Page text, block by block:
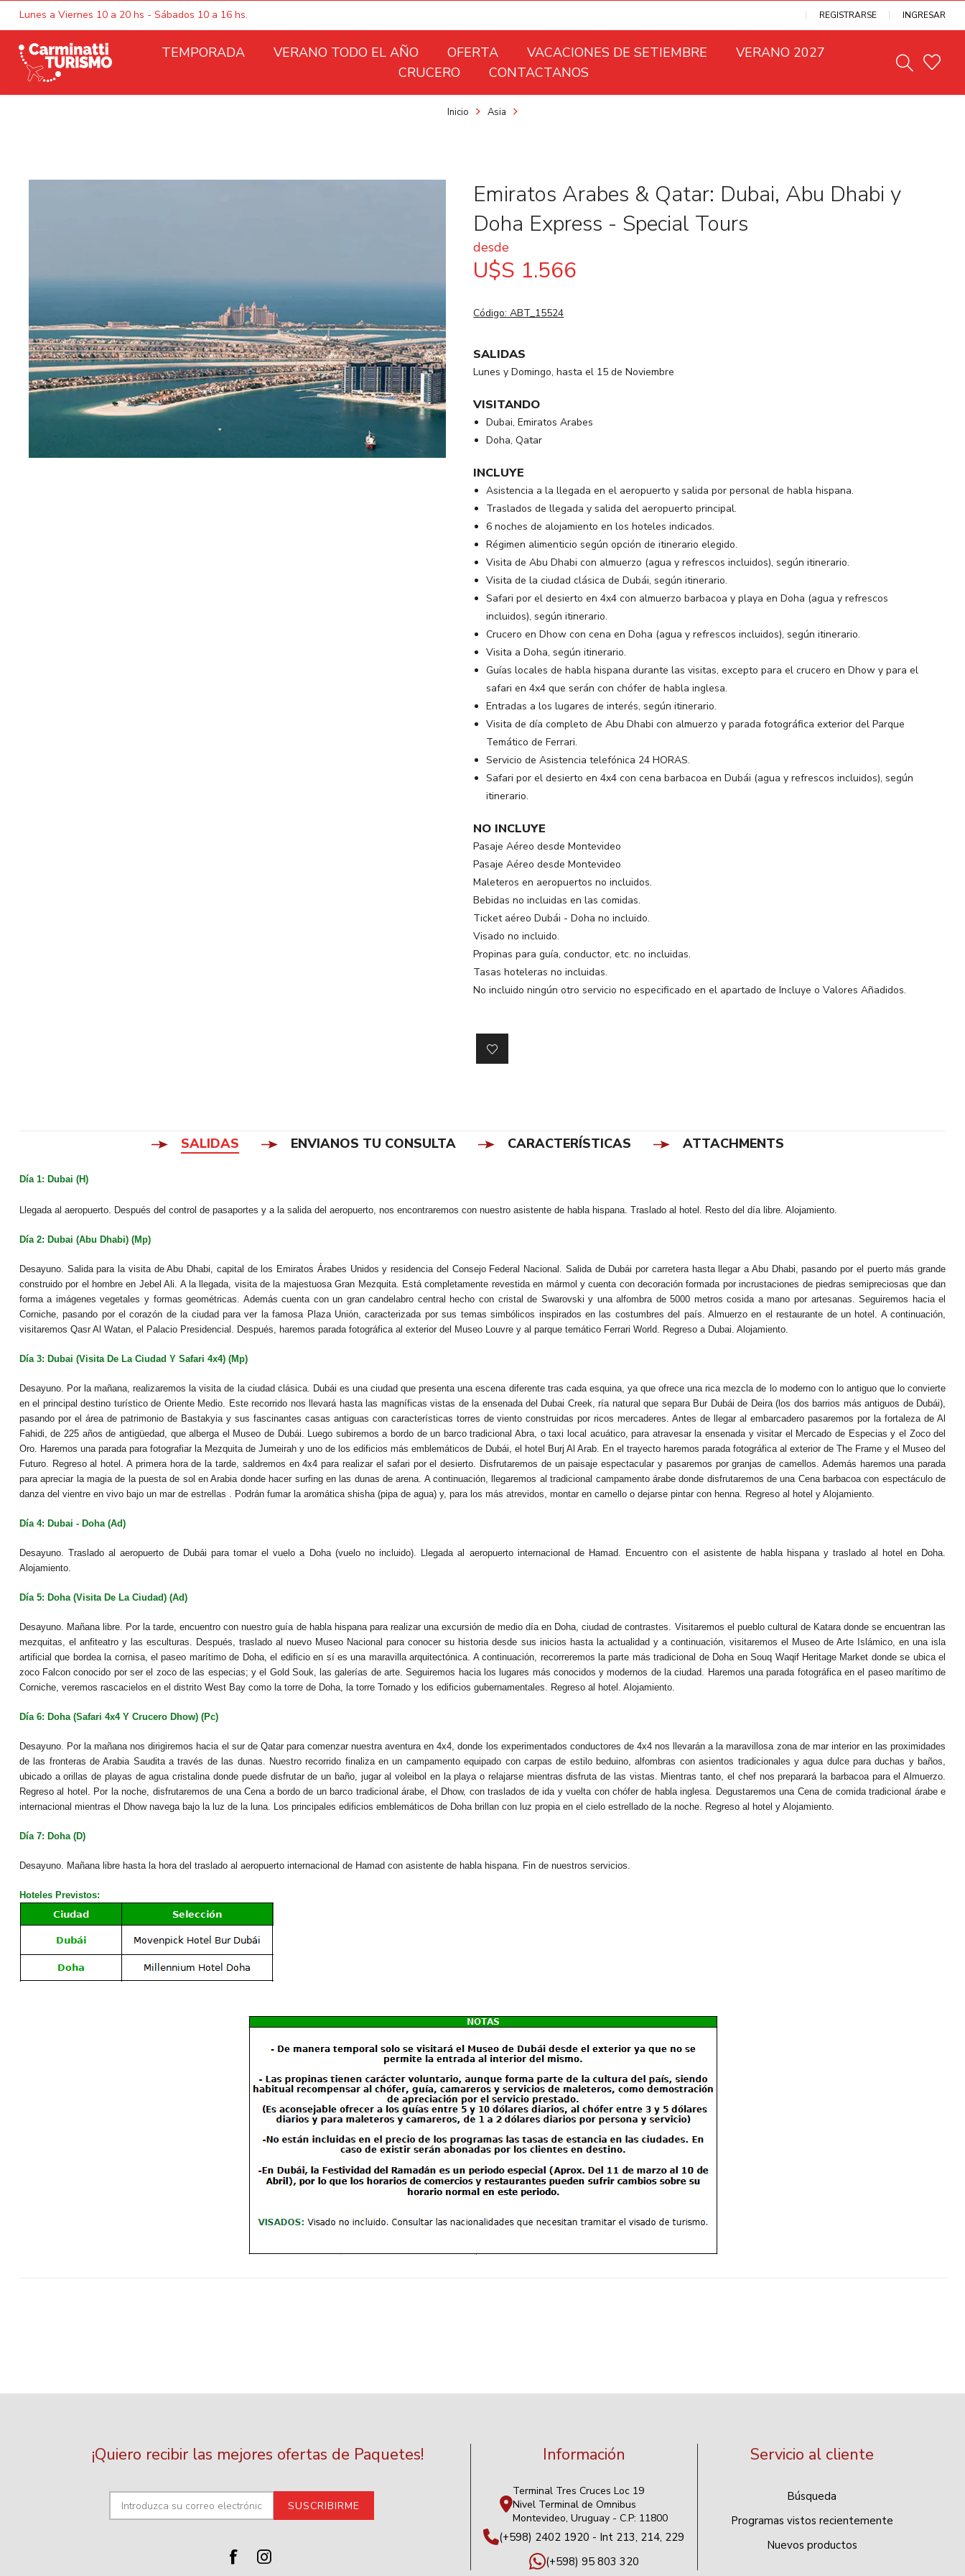
Lunes a Viernes 10 a 20 hs - Sábados 10 a 16 hs. REGISTRARSE INGRESAR
TEMPORADA VERANO TODO EL AÑO OFERTA VACACIONES DE SETIEMBRE
VERANO 2027
CRUCERO
CONTACTANOS
Inicio Asia
Emiratos Arabes & Qatar: Dubai, Abu Dhabi y
Doha Express - Special Tours
desde
U$S 1.566
Código: ABT_15524
SALIDAS
Lunes y Domingo, hasta el 15 de Noviembre
VISITANDO
Dubai, Emiratos Arabes
Doha, Qatar
INCLUYE
Asistencia a la llegada en el aeropuerto y salida por personal de habla hispana.
Traslados de llegada y salida del aeropuerto principal.
6 noches de alojamiento en los hoteles indicados.
Régimen alimenticio según opción de itinerario elegido.
Visita de Abu Dhabi con almuerzo (agua y refrescos incluidos), según itinerario.
Visita de la ciudad clásica de Dubái, según itinerario.
Safari por el desierto en 4x4 con almuerzo barbacoa y playa en Doha (agua y refrescos
incluidos), según itinerario.
Crucero en Dhow con cena en Doha (agua y refrescos incluidos), según itinerario.
Visita a Doha, según itinerario.
Guías locales de habla hispana durante las visitas, excepto para el crucero en Dhow y para el
safari en 4x4 que serán con chófer de habla inglesa.
Entradas a los lugares de interés, según itinerario.
Visita de día completo de Abu Dhabi con almuerzo y parada fotográfica exterior del Parque
Temático de Ferrari.
Servicio de Asistencia telefónica 24 HORAS.
Safari por el desierto en 4x4 con cena barbacoa en Dubái (agua y refrescos incluidos), según
itinerario.
NO INCLUYE
Pasaje Aéreo desde Montevideo
Pasaje Aéreo desde Montevideo
Maleteros en aeropuertos no incluidos.
Bebidas no incluidas en las comidas.
Ticket aéreo Dubái - Doha no incluido.
Visado no incluido.
Propinas para guía, conductor, etc. no incluidas.
Tasas hoteleras no incluidas.
No incluido ningún otro servicio no especificado en el apartado de Incluye o Valores Añadidos.
SALIDAS ENVIANOS TU CONSULTA CARACTERÍSTICAS ATTACHMENTS
Día 1: Dubai (H)
Llegada al aeropuerto. Después del control de pasaportes y a la salida del aeropuerto, nos encontraremos con nuestro asistente de habla hispana. Traslado al hotel. Resto del día libre. Alojamiento.
Día 2: Dubai (Abu Dhabi) (Mp)
Desayuno. Salida para la visita de Abu Dhabi, capital de los Emiratos Árabes Unidos y residencia del Consejo Federal Nacional. Salida de Dubái por carretera hasta llegar a Abu Dhabi, pasando por el puerto más grande
construido por el hombre en Jebel Ali. A la llegada, visita de la majestuosa Gran Mezquita. Está completamente revestida en mármol y cuenta con decoración formada por incrustaciones de piedras semipreciosas que dan
forma a imágenes vegetales y formas geométricas. Además cuenta con un gran candelabro central hecho con cristal de Swarovski y una alfombra de 5000 metros cosida a mano por artesanas. Seguiremos hacia el
Corniche, pasando por el corazón de la ciudad para ver la famosa Plaza Unión, caracterizada por sus temas simbólicos inspirados en las costumbres del país. Almuerzo en el restaurante de un hotel. A continuación,
visitaremos Qasr Al Watan, el Palacio Presidencial. Después, haremos parada fotográfica al exterior del Museo Louvre y al parque temático Ferrari World. Regreso a Dubai. Alojamiento.
Día 3: Dubai (Visita De La Ciudad Y Safari 4x4) (Mp)
Desayuno. Por la mañana, realizaremos la visita de la ciudad clásica. Dubái es una ciudad que presenta una escena diferente tras cada esquina, ya que ofrece una rica mezcla de lo moderno con lo antiguo que lo convierte
en el principal destino turístico de Oriente Medio. Este recorrido nos llevará hasta las magníficas vistas de la ensenada del Dubai Creek, ría natural que separa Bur Dubái de Deira (los dos barrios más antiguos de Dubái),
pasando por el área de patrimonio de Bastakyia y sus fascinantes casas antiguas con características torres de viento construidas por ricos mercaderes. Antes de llegar al embarcadero pasaremos por la fortaleza de Al
Fahidi, de 225 años de antigüedad, que alberga el Museo de Dubái. Luego subiremos a bordo de un barco tradicional Abra, o taxi local acuático, para atravesar la ensenada y visitar el Mercado de Especias y el Zoco del
Oro. Haremos una parada para fotografiar la Mezquita de Jumeirah y uno de los edificios más emblemáticos de Dubái, el hotel Burj Al Arab. En el trayecto haremos parada fotográfica al exterior de The Frame y el Museo del
Futuro. Regreso al hotel. A primera hora de la tarde, saldremos en 4x4 para realizar el safari por el desierto. Disfrutaremos de un paisaje espectacular y pasaremos por granjas de camellos. Además haremos una parada
para apreciar la magia de la puesta de sol en Arabia donde hacer surfing en las dunas de arena. A continuación, llegaremos al tradicional campamento árabe donde disfrutaremos de una Cena barbacoa con espectáculo de
danza del vientre en vivo bajo un mar de estrellas . Podrán fumar la aromática shisha (pipa de agua) y, para los más atrevidos, montar en camello o dejarse pintar con henna. Regreso al hotel y Alojamiento.
Día 4: Dubai - Doha (Ad)
Desayuno. Traslado al aeropuerto de Dubái para tomar el vuelo a Doha (vuelo no incluido). Llegada al aeropuerto internacional de Hamad. Encuentro con el asistente de habla hispana y traslado al hotel en Doha.
Alojamiento.
Día 5: Doha (Visita De La Ciudad) (Ad)
Desayuno. Mañana libre. Por la tarde, encuentro con nuestro guía de habla hispana para realizar una excursión de medio día en Doha, ciudad de contrastes. Visitaremos el pueblo cultural de Katara donde se encuentran las
mezquitas, el anfiteatro y las esculturas. Después, traslado al nuevo Museo Nacional para conocer su historia desde sus inicios hasta la actualidad y a continuación, visitaremos el Museo de Arte Islámico, en una isla
artificial que bordea la cornisa, el paseo marítimo de Doha, el edificio en sí es una maravilla arquitectónica. A continuación, recorreremos la parte más tradicional de Doha en Souq Waqif Heritage Market donde se ubica el
zoco Falcon conocido por ser el zoco de las especias; y el Gold Souk, las galerías de arte. Seguiremos hacia los lugares más conocidos y modernos de la ciudad. Haremos una parada fotográfica en el paseo marítimo de
Corniche, veremos rascacielos en el distrito West Bay como la torre de Doha, la torre Tornado y los edificios gubernamentales. Regreso al hotel. Alojamiento.
Día 6: Doha (Safari 4x4 Y Crucero Dhow) (Pc)
Desayuno. Por la mañana nos dirigiremos hacia el sur de Qatar para comenzar nuestra aventura en 4x4, donde los experimentados conductores de 4x4 nos llevarán a la maravillosa zona de mar interior en las proximidades
de las fronteras de Arabia Saudita a través de las dunas. Nuestro recorrido finaliza en un campamento equipado con carpas de estilo beduino, alfombras con asientos tradicionales y agua dulce para duchas y baños,
ubicado a orillas de playas de agua cristalina donde puede disfrutar de un baño, jugar al voleibol en la playa o relajarse mientras disfruta de las vistas. Mientras tanto, el chef nos preparará la barbacoa para el Almuerzo.
Regreso al hotel. Por la noche, disfrutaremos de una Cena a bordo de un barco tradicional árabe, el Dhow, con traslados de ida y vuelta con chófer de habla inglesa. Degustaremos una Cena de comida tradicional árabe e
internacional mientras el Dhow navega bajo la luz de la luna. Los principales edificios emblemáticos de Doha brillan con luz propia en el cielo estrellado de la noche. Regreso al hotel y Alojamiento.
Día 7: Doha (D)
Desayuno. Mañana libre hasta la hora del traslado al aeropuerto internacional de Hamad con asistente de habla hispana. Fin de nuestros servicios.
Hoteles Previstos:
¡Quiero recibir las mejores ofertas de Paquetes! Información
Terminal Tres Cruces Loc 19
Nivel Terminal de Omnibus
Montevideo, Uruguay - C.P: 11800
(+598) 2402 1920 - Int 213, 214, 229
(+598) 95 803 320
Servicio al cliente
Búsqueda
Programas vistos recientemente
Nuevos productos